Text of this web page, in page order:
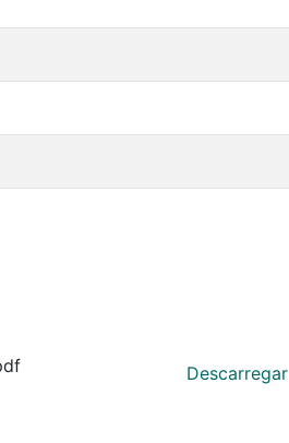
Descarregar